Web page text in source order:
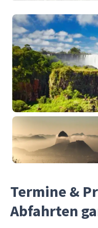
Termine &
Abfahrten